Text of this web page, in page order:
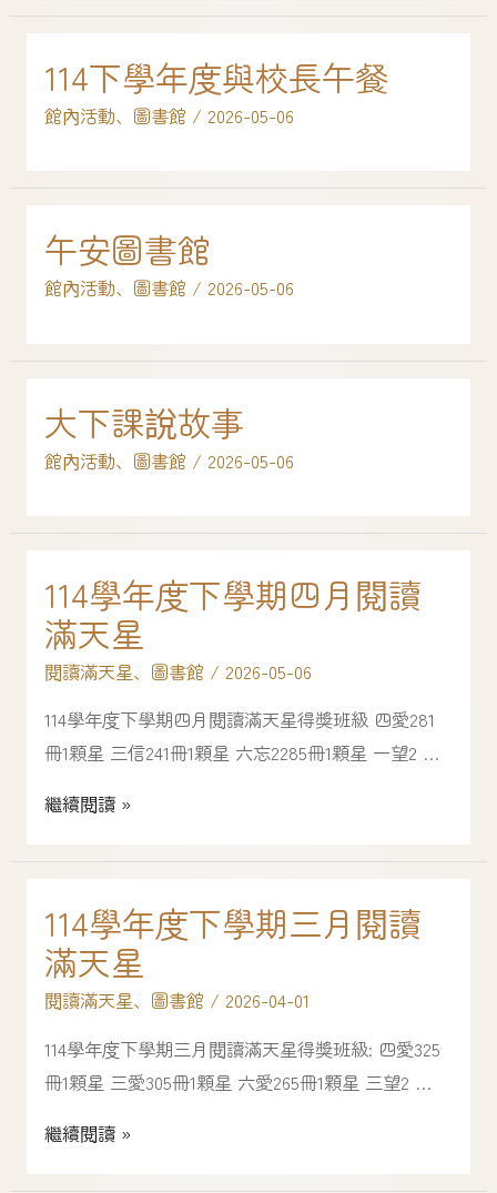
114下學年度與校長午餐
館內活動、 圖書館 / 2026-05-06
午安圖書館
館內活動、 圖書館 / 2026-05-06
大下課說故事
館內活動、 圖書館 / 2026-05-06
114學年度下學期四月閱讀
滿天星
閱讀滿天星、 圖書館 / 2026-05-06
114學年度下學期四月閱讀滿天星得獎班級 四愛281
冊1顆星 三信241冊1顆星 六忘2285冊1顆星 一望2 …
繼續閱讀 »
114學年度下學期三月閱讀
滿天星
閱讀滿天星、 圖書館 / 2026-04-01
114學年度下學期三月閱讀滿天星得獎班級: 四愛325
冊1顆星 三愛305冊1顆星 六愛265冊1顆星 三望2 …
繼續閱讀 »